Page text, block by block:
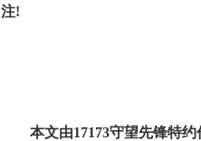
注!
本文由17173守望先锋特